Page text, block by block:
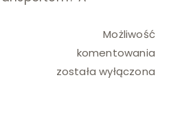
Możliwość
komentowania
została wyłączona